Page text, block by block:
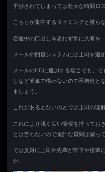
干渉されてしまっては壮大な時間ロス
こちらが集中するタイミングと被ら
②途中の口出しを恐れず常に共有を
メールや回覧システムには上司を追
メールのCCに追加する場合でも、
しなど簡単で構わないので不自然と
ましょう。
これがあるとないのとでは上司の理
これにより浅く広い情報を持ってお
とは言わないので余計な質問は減っ
では反対に上司や先輩が部下や後輩
か。